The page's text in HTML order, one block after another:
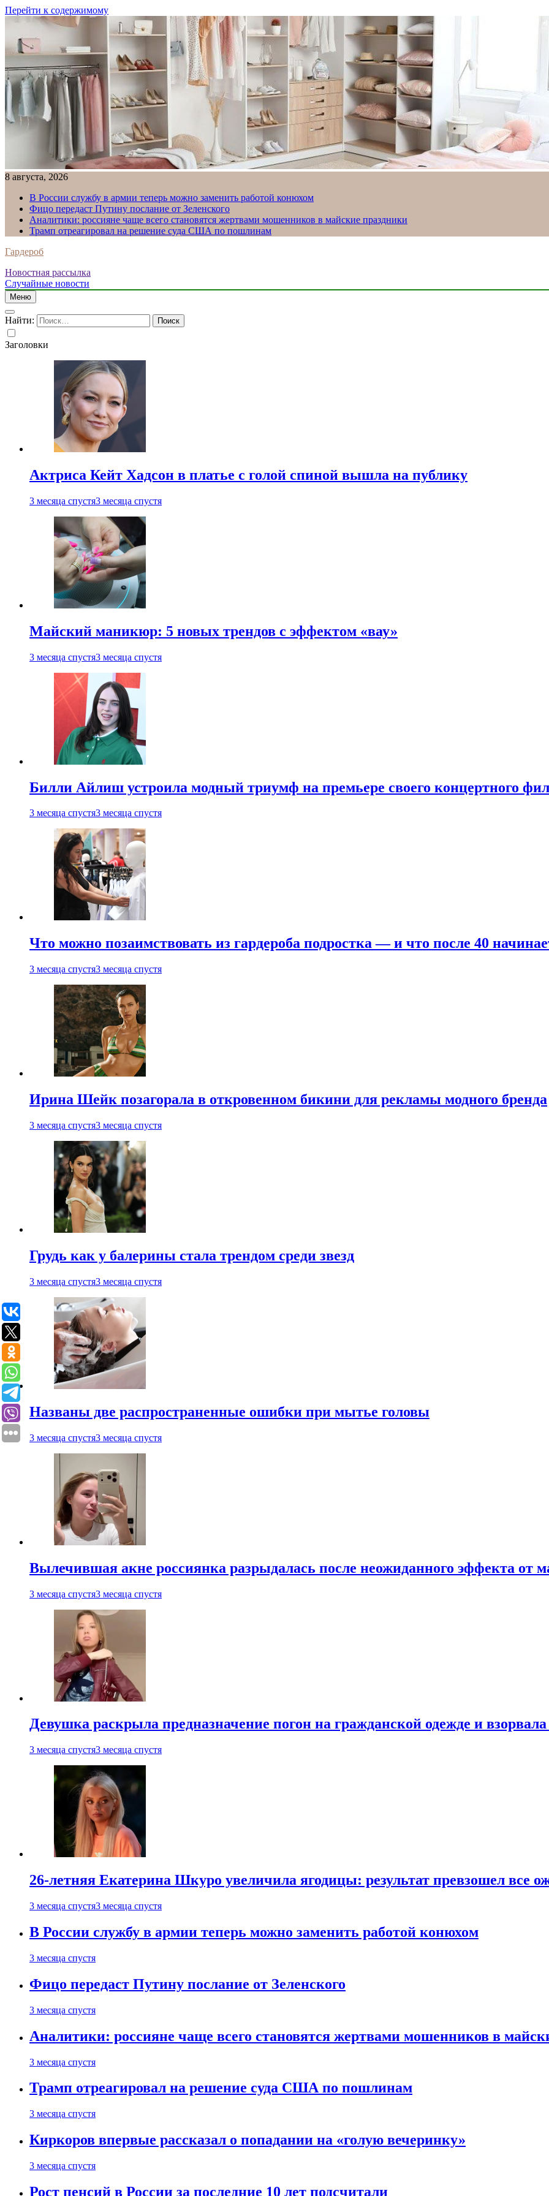
Перейти к содержимому
8 августа, 2026
В России службу в армии теперь можно заменить работой конюхом
Фицо передаст Путину послание от Зеленского
Аналитики: россияне чаще всего становятся жертвами мошенников в майские праздники
Трамп отреагировал на решение суда США по пошлинам
Гардероб
Новостная рассылка
Случайные новости
Меню
Найти:
Заголовки
Актриса Кейт Хадсон в платье с голой спиной вышла на публику
3 месяца спустя3 месяца спустя
Майский маникюр: 5 новых трендов с эффектом «вау»
3 месяца спустя3 месяца спустя
Билли Айлиш устроила модный триумф на премьере своего концертного
3 месяца спустя3 месяца спустя
Что можно позаимствовать из гардероба подростка — и что после 40
3 месяца спустя3 месяца спустя
Ирина Шейк позагорала в откровенном бикини для рекламы модного бренда
3 месяца спустя3 месяца спустя
Грудь как у балерины стала трендом среди звезд
3 месяца спустя3 месяца спустя
Названы две распространенные ошибки при мытье головы
3 месяца спустя3 месяца спустя
Вылечившая акне россиянка разрыдалась после неожиданного эффекта от
3 месяца спустя3 месяца спустя
Девушка раскрыла предназначение погон на гражданской одежде и взорвала
3 месяца спустя3 месяца спустя
26-летняя Екатерина Шкуро увеличила ягодицы: результат превзошел все
3 месяца спустя3 месяца спустя
В России службу в армии теперь можно заменить работой конюхом
3 месяца спустя
Фицо передаст Путину послание от Зеленского
3 месяца спустя
Аналитики: россияне чаще всего становятся жертвами мошенников в
3 месяца спустя
Трамп отреагировал на решение суда США по пошлинам
3 месяца спустя
Киркоров впервые рассказал о попадании на «голую вечеринку»
3 месяца спустя
Рост пенсий в России за последние 10 лет подсчитали